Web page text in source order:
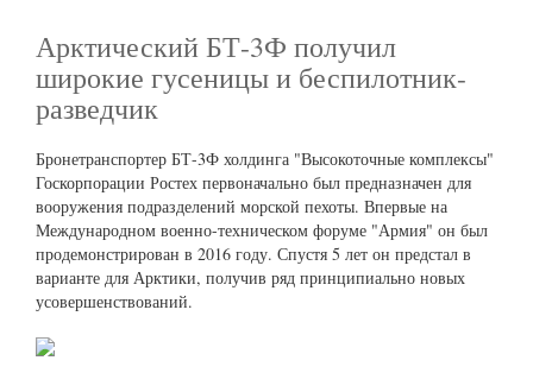
Арктический БТ-3Ф получил
широкие гусеницы и беспилотник-
разведчик
Бронетранспортер БТ-3Ф холдинга "Высокоточные комплексы"
Госкорпорации Ростех первоначально был предназначен для
вооружения подразделений морской пехоты. Впервые на
Международном военно-техническом форуме "Армия" он был
продемонстрирован в 2016 году. Спустя 5 лет он предстал в
варианте для Арктики, получив ряд принципиально новых
усовершенствований.